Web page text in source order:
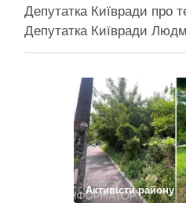
Депутатка Київради про
Депутатка Київради
серпня прокоментувала
на Теремках, заявивши,
жителів через вирубку
необхідності
будинків. …
Поділитися уАктивісти району